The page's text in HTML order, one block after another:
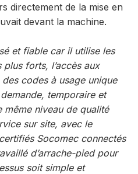
directement de la mise en
devant la machine.
et fiable car il utilise les
forts, l’accès aux
codes à usage unique
temporaire et
même niveau de qualité
sur site, avec le
Socomec connectés
d’arrache-pied pour
soit simple et